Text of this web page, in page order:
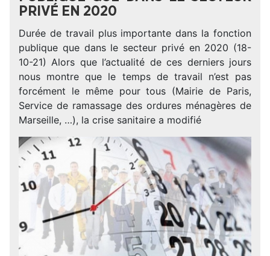
PRIVÉ EN 2020
Durée de travail plus importante dans la fonction
publique que dans le secteur privé en 2020 (18-
10-21) Alors que l’actualité de ces derniers jours
nous montre que le temps de travail n’est pas
forcément le même pour tous (Mairie de Paris,
Service de ramassage des ordures ménagères de
Marseille, …), la crise sanitaire a modifié